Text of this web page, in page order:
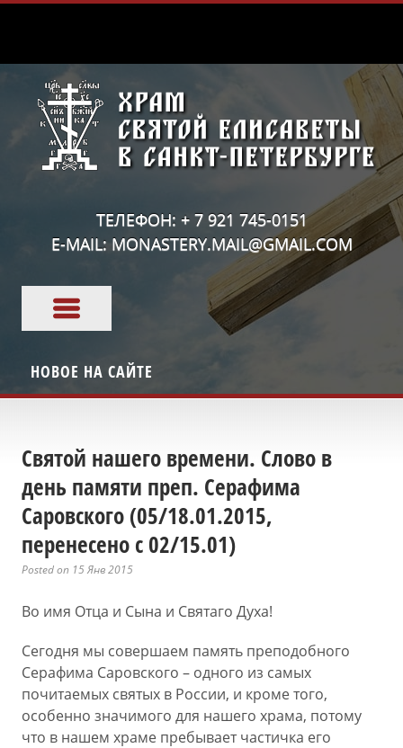
ТЕЛЕФОН: + 7 921 745-0151
E-MAIL: MONASTERY.MAIL@GMAIL.COM
НОВОЕ НА САЙТЕ
Святой нашего времени. Слово в
день памяти преп. Серафима
Саровского (05/18.01.2015,
перенесено с 02/15.01)
Posted on 15 Янв 2015
Во имя Отца и Сына и Святаго Духа!
Сегодня мы совершаем память преподобного
Серафима Саровского – одного из самых
почитаемых святых в России, и кроме того,
особенно значимого для нашего храма, потому
что в нашем храме пребывает частичка его